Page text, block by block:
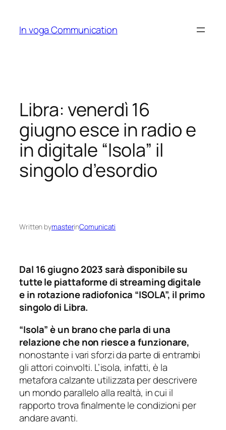
content
In voga Communication
Libra: venerdì 16
giugno esce in radio e
in digitale “Isola” il
singolo d’esordio
Written bymasterinComunicati
Dal 16 giugno 2023 sarà disponibile su
tutte le piattaforme di streaming digitale
e in rotazione radiofonica “ISOLA”, il primo
singolo di Libra.
“Isola” è un brano che parla di una
relazione che non riesce a funzionare,
nonostante i vari sforzi da parte di entrambi
gli attori coinvolti. L’isola, infatti, è la
metafora calzante utilizzata per descrivere
un mondo parallelo alla realtà, in cui il
rapporto trova finalmente le condizioni per
andare avanti.